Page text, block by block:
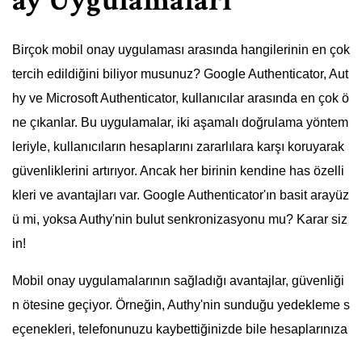
Birçok mobil onay uygulaması arasında hangilerinin en çok
tercih edildiğini biliyor musunuz? Google Authenticator, Aut
hy ve Microsoft Authenticator, kullanıcılar arasında en çok ö
ne çıkanlar. Bu uygulamalar, iki aşamalı doğrulama yöntem
leriyle, kullanıcıların hesaplarını zararlılara karşı koruyarak
güvenliklerini artırıyor. Ancak her birinin kendine has özelli
kleri ve avantajları var. Google Authenticator'ın basit arayüz
ü mi, yoksa Authy'nin bulut senkronizasyonu mu? Karar siz
in!
Mobil onay uygulamalarının sağladığı avantajlar, güvenliği
n ötesine geçiyor. Örneğin, Authy'nin sunduğu yedekleme s
eçenekleri, telefonunuzu kaybettiğinizde bile hesaplarınıza